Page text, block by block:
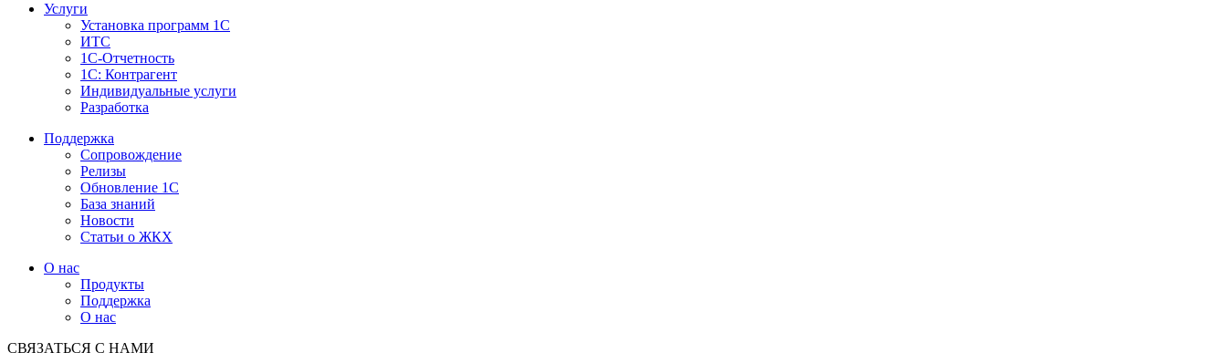
Услуги
Установка программ 1С
ИТС
1С-Отчетность
1С: Контрагент
Индивидуальные услуги
Разработка
Поддержка
Сопровождение
Релизы
Обновление 1С
База знаний
Новости
Статьи о ЖКХ
О нас
Продукты
Поддержка
О нас
СВЯЗАТЬСЯ С НАМИ